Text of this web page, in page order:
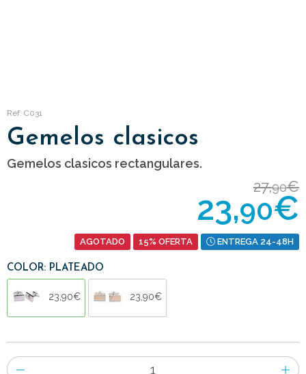
Ref: C031
Gemelos clasicos
Gemelos clasicos rectangulares.
27,90€
23,90€
AGOTADO 15% OFERTA ENTREGA 24-48H
COLOR: PLATEADO
23,90€ 23,90€
Número